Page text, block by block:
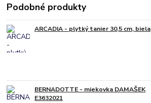
Podobné produkty
ARCADIA - plytký tanier 30,5 cm, biela
BERNADOTTE - miekovka DAMAŠEK
E3632021